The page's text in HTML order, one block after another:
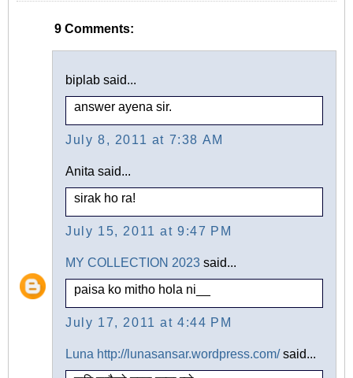
9 Comments:
biplab said...
answer ayena sir.
July 8, 2011 at 7:38 AM
Anita said...
sirak ho ra!
July 15, 2011 at 9:47 PM
MY COLLECTION 2023 said...
paisa ko mitho hola ni__
July 17, 2011 at 4:44 PM
Luna http://lunasansar.wordpress.com/said...